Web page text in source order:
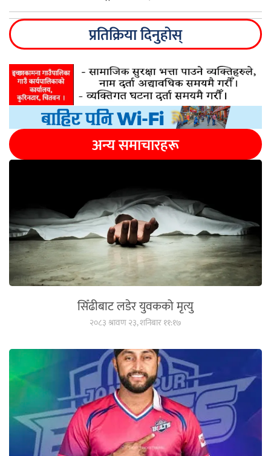
प्रतिक्रिया दिनुहोस्
अन्य समाचारहरू
सिँढीबाट लडेर युवकको मृत्यु
२०८३ श्रावण २३, शनिबार ११:१७